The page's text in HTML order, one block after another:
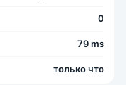
0
79 ms
только что